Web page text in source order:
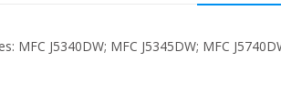
MFC J5340DW; MFC J5345DW; MFC